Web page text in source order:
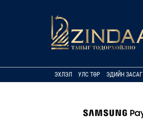
ЭХЛЭЛ УЛС ТӨР ЭДИЙН ЗАСАГ